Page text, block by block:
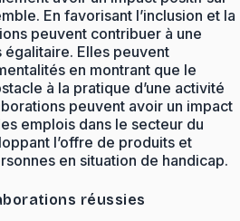
En favorisant l’inclusion et la
peuvent contribuer à une
Elles peuvent
en montrant que le
à la pratique d’une activité
peuvent avoir un impact
emplois dans le secteur du
l’offre de produits et
en situation de handicap.
réussies